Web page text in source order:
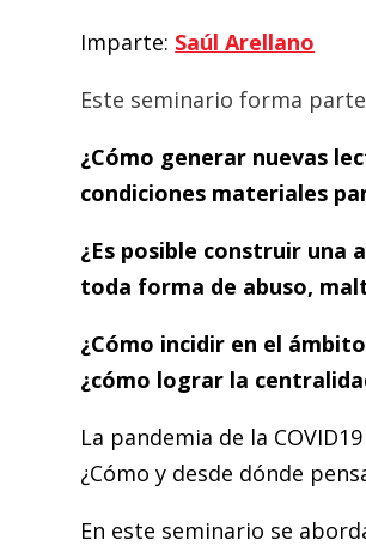
Imparte: Saúl Arellano
Este seminario forma
¿Cómo generar nuevas
condiciones materiales
¿Es posible construir una
toda forma de abuso,
¿Cómo incidir en el
¿cómo lograr la
La pandemia de la
¿Cómo y desde dónde
En este seminario se